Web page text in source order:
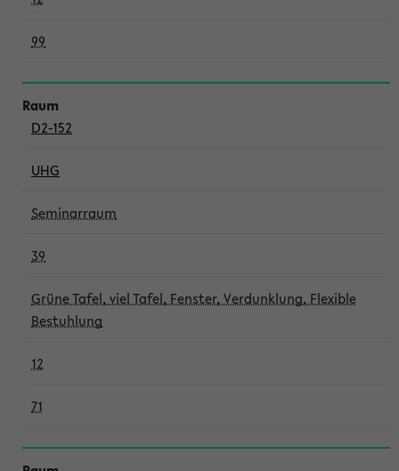
99
D2-152
UHG
Seminarraum
39
Grüne Tafel, viel Tafel, Fenster, Verdunklung, Flexible
Bestuhlung
12
71